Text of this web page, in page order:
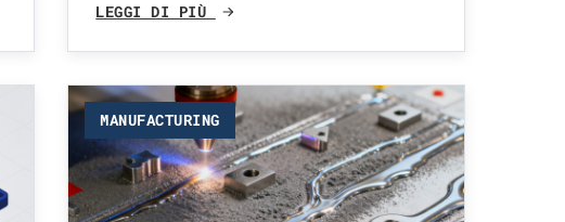
LEGGI DI PIÙ
MANUFACTURING